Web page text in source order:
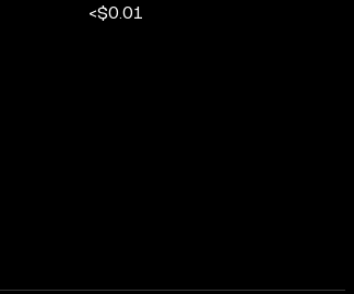
<$0.01